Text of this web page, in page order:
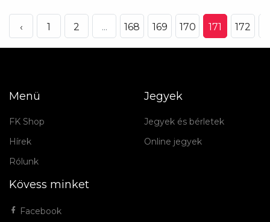
‹ 1 2 ... 168 169 170 171 172
Menü
FK Shop
Hírek
Rólunk
Jegyek
Jegyek és bérletek
Online jegyek
Kövess minket
Facebook